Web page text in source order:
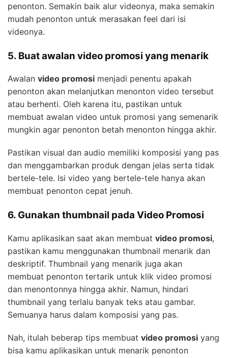
penonton. Semakin baik alur videonya, maka semakin
mudah penonton untuk merasakan feel dari isi
videonya.
5. Buat awalan video promosi yang menarik
Awalan video promosi menjadi penentu apakah
penonton akan melanjutkan menonton video tersebut
atau berhenti. Oleh karena itu, pastikan untuk
membuat awalan video untuk promosi yang semenarik
mungkin agar penonton betah menonton hingga akhir.
Pastikan visual dan audio memiliki komposisi yang pas
dan menggambarkan produk dengan jelas serta tidak
bertele-tele. Isi video yang bertele-tele hanya akan
membuat penonton cepat jenuh.
6. Gunakan thumbnail pada Video Promosi
Kamu aplikasikan saat akan membuat video promosi,
pastikan kamu menggunakan thumbnail menarik dan
deskriptif. Thumbnail yang menarik juga akan
membuat penonton tertarik untuk klik video promosi
dan menontonnya hingga akhir. Namun, hindari
thumbnail yang terlalu banyak teks atau gambar.
Semuanya harus dalam komposisi yang pas.
Nah, itulah beberap tips membuat video promosi yang
bisa kamu aplikasikan untuk menarik penonton